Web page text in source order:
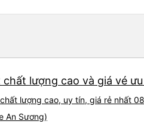
lượng cao và giá vé
lượng cao, uy tín, giá rẻ nhất
An Sương)